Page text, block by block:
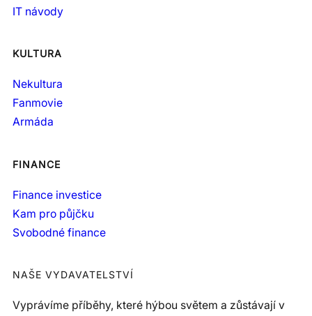
IT návody
KULTURA
Nekultura
Fanmovie
Armáda
FINANCE
Finance investice
Kam pro půjčku
Svobodné finance
NAŠE VYDAVATELSTVÍ
Vyprávíme příběhy, které hýbou světem a zůstávají v